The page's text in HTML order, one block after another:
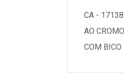
CA - 17138
AO
COM BICO